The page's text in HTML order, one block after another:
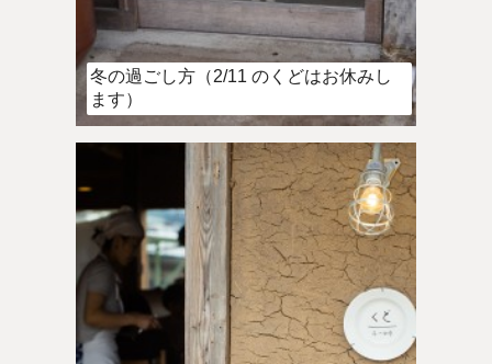
冬の過ごし方（2/11 のくどはお休みし
ます）